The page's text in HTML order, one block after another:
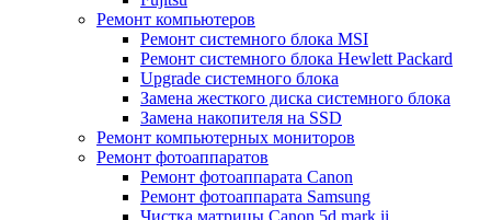
Ремонт компьютеров
Ремонт системного блока MSI
Ремонт системного блока Hewlett Packard
Upgrade системного блока
Замена жесткого диска системного блока
Замена накопителя на SSD
Ремонт компьютерных мониторов
Ремонт фотоаппаратов
Ремонт фотоаппарата Canon
Ремонт фотоаппарата Samsung
Чистка матрицы Canon 5d mark ii